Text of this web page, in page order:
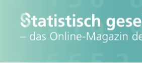
springen